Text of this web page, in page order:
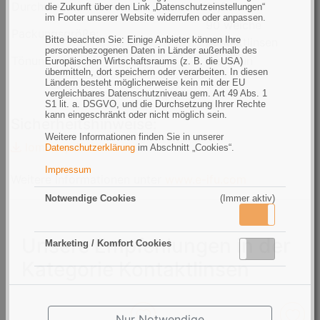
die Zukunft über den Link „Datenschutzeinstellungen“
im Footer unserer Website widerrufen oder anpassen.
Bitte beachten Sie: Einige Anbieter können Ihre
personenbezogenen Daten in Länder außerhalb des
Europäischen Wirtschaftsraums (z. B. die USA)
übermitteln, dort speichern oder verarbeiten. In diesen
Ländern besteht möglicherweise kein mit der EU
vergleichbares Datenschutzniveau gem. Art 49 Abs. 1
S1 lit. a. DSGVO, und die Durchsetzung Ihrer Rechte
kann eingeschränkt oder nicht möglich sein.
Weitere Informationen finden Sie in unserer
Datenschutzerklärung im Abschnitt „Cookies“.
Impressum
Notwendige Cookies (Immer aktiv)
Marketing / Komfort Cookies
Durchmesser:
14,3 mm
Packungsgröße:
90 weiche
Kontaktlinsen
Tönung:
Blaugrün
Sicherheitshinweise:
lom9m.pdf
Weitere Informationen unter
Unsere Empfehlungen in der
Kategorie Kontaktlinsen